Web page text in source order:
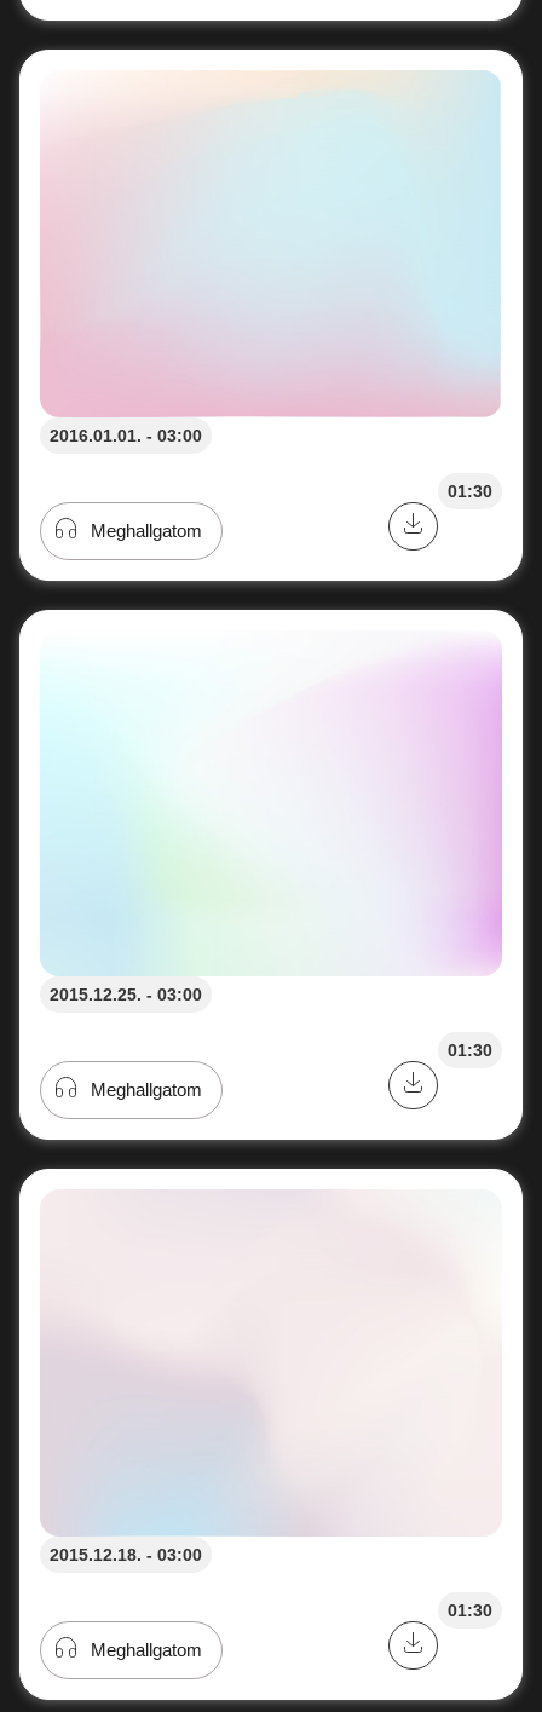
2016.01.01. - 03:00
01:30
Meghallgatom
2015.12.25. - 03:00
01:30
Meghallgatom
2015.12.18. - 03:00
01:30
Meghallgatom